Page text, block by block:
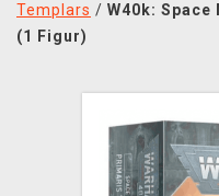
BRETT- UND
Templars / W40k:
(1 Figur)